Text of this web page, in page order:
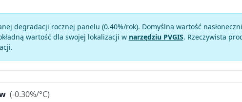
degradacji rocznej panelu (0.40%/rok). Domyślna wartość
wartość dla swojej lokalizacji w narzędziu PVGIS. Rzeczywista
(-0.30%/°C)